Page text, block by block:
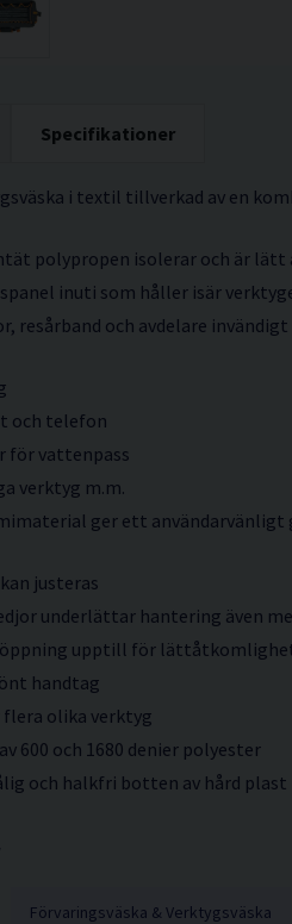
Specifikationer
i textil tillverkad av en
polypropen isolerar och är
inuti som håller isär
resårband och avdelare
och telefon
för vattenpass
verktyg m.m.
ger ett användarvänligt
justeras
underlättar hantering även
öppning upptill för
handtag
olika verktyg
600 och 1680 denier polyester
och halkfri botten av hård plast
Förvaringsväska & Verktygsväska